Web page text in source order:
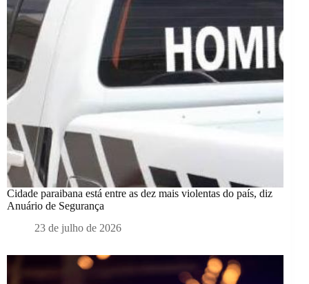
Cidade paraibana está entre as dez mais violentas do país, diz
Anuário de Segurança
23 de julho de 2026